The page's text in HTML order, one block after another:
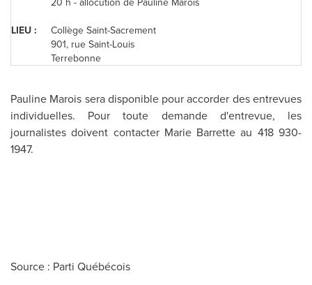
LIEU :
Collège Saint-Sacrement
901, rue Saint-Louis
Terrebonne
Pauline Marois sera disponible pour accorder des entrevues
individuelles. Pour toute demande d'entrevue, les
journalistes doivent contacter Marie Barrette au 418 930-
1947.
Source : Parti Québécois